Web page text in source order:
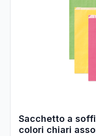
Sacchetto a
colori chiari